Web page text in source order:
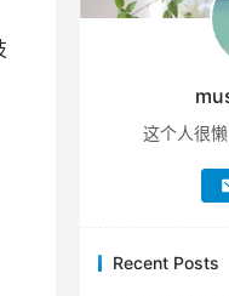
这个人很
Recent Posts